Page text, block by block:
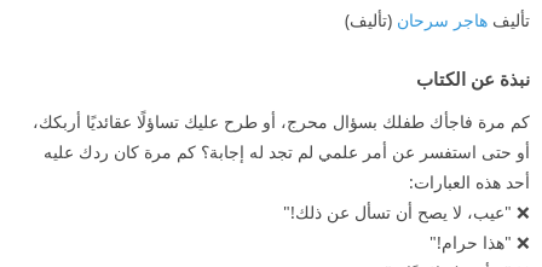
تأليف هاجر سرحان (تأليف)
نبذة عن الكتاب
كم مرة فاجأك طفلك بسؤال محرج، أو طرح عليك تساؤلًا عقائديًا أربكك،
أو حتى استفسر عن أمر علمي لم تجد له إجابة؟ كم مرة كان ردك عليه
أحد هذه العبارات:
❌ "عيب، لا يصح أن تسأل عن ذلك!"
❌ "هذا حرام!"